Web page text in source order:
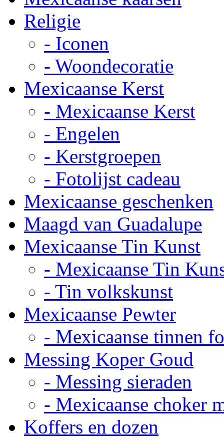
Religie
- Iconen
- Woondecoratie
Mexicaanse Kerst
- Mexicaanse Kerst
- Engelen
- Kerstgroepen
- Fotolijst cadeau
Mexicaanse geschenken
Maagd van Guadalupe
Mexicaanse Tin Kunst
- Mexicaanse Tin
- Tin volkskunst
Mexicaanse Pewter
- Mexicaanse tinnen
Messing Koper Goud
- Messing sieraden
- Mexicaanse choker
Koffers en dozen